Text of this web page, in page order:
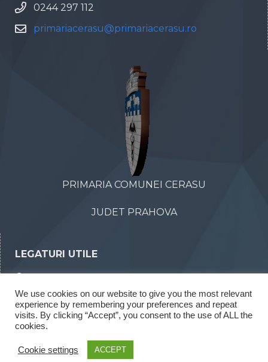
0244 297 112
primariacerasu@primariacerasu.ro
PRIMARIA COMUNEI CERASU
JUDET PRAHOVA
LEGATURI UTILE
Declaratii de interese
Rapoarte legea 52/2003
We use cookies on our website to give you the most relevant
experience by remembering your preferences and repeat
visits. By clicking “Accept”, you consent to the use of ALL the
cookies.
Cookie settings ACCEPT